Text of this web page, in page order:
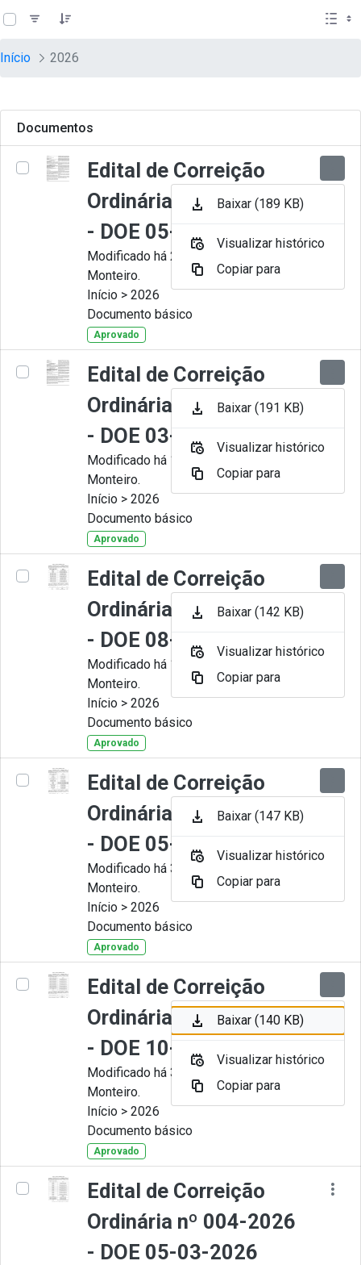
Pular para o Conteúdo principal
teste descricao
Início 2026
Documentos
Edital de Correição
Ordinária nº 009-2026
- DOE 05-08-2026
Modificado há 2 dias por Juliana
Monteiro.
Início > 2026
Documento básico
Aprovado
Edital de Correição
Ordinária nº 008-2026
- DOE 03-07-2026
Modificado há 1 Mês por Juliana
Monteiro.
Início > 2026
Documento básico
Aprovado
Edital de Correição
Ordinária nº 007-2026
- DOE 08-06-2026
Modificado há 1 Mês por Juliana
Monteiro.
Início > 2026
Documento básico
Aprovado
Edital de Correição
Ordinária nº 006-2026
- DOE 05-05-2026
Modificado há 3 Meses por Juliana
Monteiro.
Início > 2026
Documento básico
Aprovado
Edital de Correição
Ordinária nº 005-2026
- DOE 10-04-2026
Modificado há 3 Meses por Juliana
Monteiro.
Início > 2026
Documento básico
Aprovado
Edital de Correição
Ordinária nº 004-2026
- DOE 05-03-2026
Baixar (189 KB)
Visualizar histórico
Copiar para
Baixar (191 KB)
Visualizar histórico
Copiar para
Baixar (142 KB)
Visualizar histórico
Copiar para
Baixar (147 KB)
Visualizar histórico
Copiar para
Baixar (140 KB)
Visualizar histórico
Copiar para